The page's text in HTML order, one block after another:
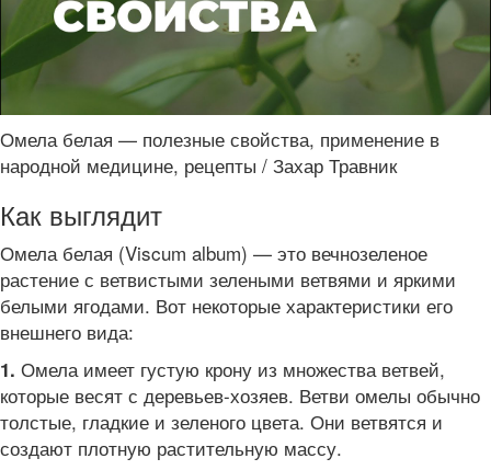
Омела белая — полезные свойства, применение в
народной медицине, рецепты / Захар Травник
Как выглядит
Омела белая (Viscum album) — это вечнозеленое
растение с ветвистыми зелеными ветвями и яркими
белыми ягодами. Вот некоторые характеристики его
внешнего вида:
1. Омела имеет густую крону из множества ветвей,
которые весят с деревьев-хозяев. Ветви омелы обычно
толстые, гладкие и зеленого цвета. Они ветвятся и
создают плотную растительную массу.